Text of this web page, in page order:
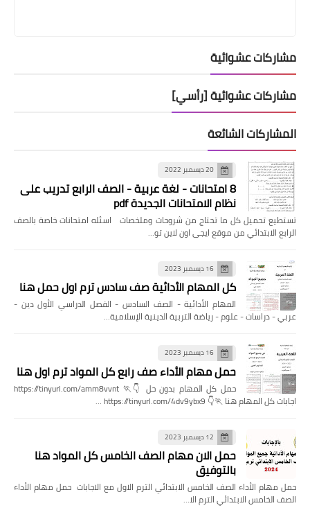
مشاركات عشوائية
مشاركات عشوائية [رأسي]
المشاركات الشائعة
20 ديسمبر 2022
8 امتحانات - لغة عربية - الصف الرابع تدريب على
نظام الامتحانات الجديدة pdf
تستطيع تحميل كل ما تحتاج من شروحات وملخصات اسئله امتحانات خاصة بالصف
الرابع الابتدائي من موقع ايجى اون لاين تو…
16 ديسمبر 2023
كل المهام الأدائية صف سادس ترم اول حمل هنا
المهام الأدائية - الصف السادس - الفصل الدراسي الأول دين -
عربي - دراسات - علوم - رياضة التربية الدينية الإسلامية…
16 ديسمبر 2023
حمل مهام الأداء صف رابع كل المواد ترم اول هنا
حمل كل المهام بدون حل 👇🏃 https://tinyurl.com/amm8vvnt
اجابات كل المهام هنا 🏃👇 https://tinyurl.com/4dv9ybx9 …
12 ديسمبر 2023
حمل الان مهام الصف الخامس كل المواد هنا
بالتوفيق
حمل مهام الأداء الصف الخامس الابتدائي الترم الاول مع الاجابات حمل مهام الأداء
الصف الخامس الابتدائي الترم الا…